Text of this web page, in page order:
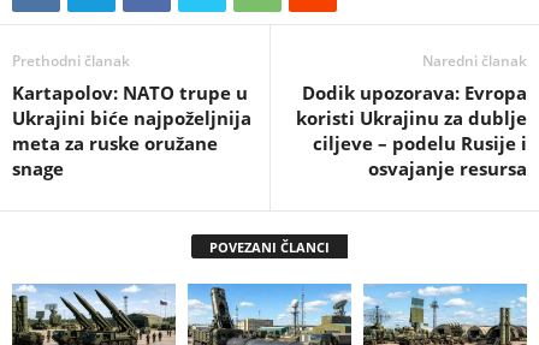
Prethodni članak
Kartapolov: NATO trupe u
Ukrajini biće najpoželjnija
meta za ruske oružane
snage
Naredni članak
Dodik upozorava: Evropa
koristi Ukrajinu za dublje
ciljeve – podelu Rusije i
osvajanje resursa
POVEZANI ČLANCI